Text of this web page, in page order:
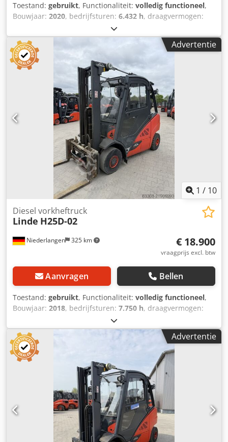
Toestand: gebruikt, Functionaliteit: volledig functioneel,
Bouwjaar: 2020, bedrijfsturen: 6.432 h, draagvermogen:
4.030 mm
brandstoftype:diesel, masttype:Simplex, bouwhoogte:
2.630 mm
, aandrijftype:
, Diesel vorkheftruck
Lastzwaartepunt: 500 Masttype: Standaard Staat:
Gebruiksklaar en volledig functioneel Technische staat:
goed Voorbanden, type: Superelastisch Achterbanden,
type: Superelastisch Crjdpfxjyrvduj Aczsf
Lastbeschermingsrooster, zijschuiver, vorkversteller, 3e
ventiel, 4e ventiel, achteruitrijverlichting,
vooruitrijverlichting, verwarming, roetfilter, conform
STVZO-voorschriften, volledige cabine, binnenspiegel,
buitenspiegel, zwaailicht, kunststof zitkussen, klembord,
Linde Connect, dubbel pedaal.
Advertentie
1 / 10
Niederlangen 325 km
Diesel vorkheftruck
Linde H25D-02
€ 18.900
vraagprijs excl. btw
Aanvragen Bellen
Toestand: gebruikt, Functionaliteit: volledig functioneel,
Bouwjaar: 2018, bedrijfsturen: 7.750 h, draagvermogen:
3.370 mm
brandstoftype:diesel, masttype:duplex, bouwhoogte:
2.250 mm
Diesel , Dieselheftruck
Lastzwaartepunt: 500 Masttype: Duplex Staat:
Gebruiksklaar en volledig functioneel Technische staat:
goed Voorbanden, type: Superelastisch Achterbanden,
type: Superelastisch Zijdelings verschuifbaar mast,
vorkversteller, Crsdpfxey Rvvvs Aczjf 3e ventiel, 4e ventiel,
achteruitrijlicht, vooruitrijlicht, verwarming, conform
STVZO-voorschriften, volledige cabine, airconditioning,
binnenspiegel, knipperlicht, stoffen bekleding, klembord,
stofbescherming, stikstofbalg, dubbel pedaal.
Advertentie